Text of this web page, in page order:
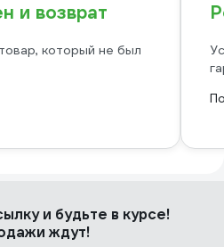
и возврат
который не был
и будьте в курсе!
ждут!